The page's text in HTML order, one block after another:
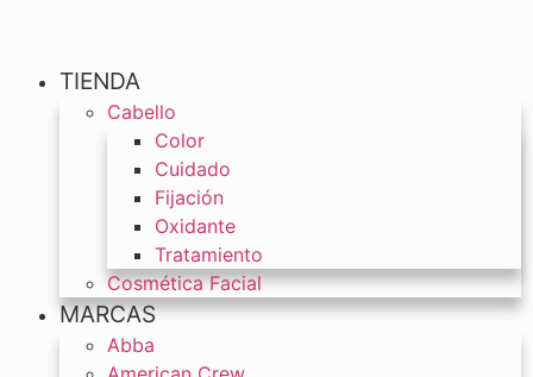
TIENDA
Cabello
Color
Cuidado
Fijación
Oxidante
Tratamiento
Cosmética Facial
MARCAS
Abba